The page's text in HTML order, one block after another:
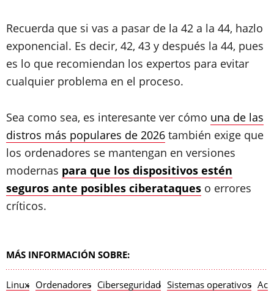
Recuerda que si vas a pasar de la 42 a la 44, hazlo
exponencial. Es decir, 42, 43 y después la 44, pues
es lo que recomiendan los expertos para evitar
cualquier problema en el proceso.
Sea como sea, es interesante ver cómo una de las
distros más populares de 2026 también exige que
los ordenadores se mantengan en versiones
modernas para que los dispositivos estén
seguros ante posibles ciberataques o errores
críticos.
MÁS INFORMACIÓN SOBRE:
Linux Ordenadores Ciberseguridad Sistemas operativos